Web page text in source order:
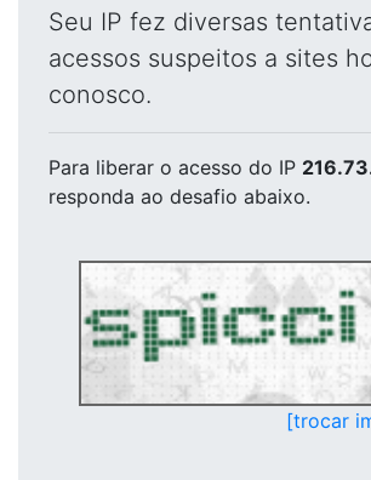
Seu IP fez diversas
acessos suspeitos a sites
conosco.
Para liberar o acesso do IP
responda ao desafio abaixo.
[trocar